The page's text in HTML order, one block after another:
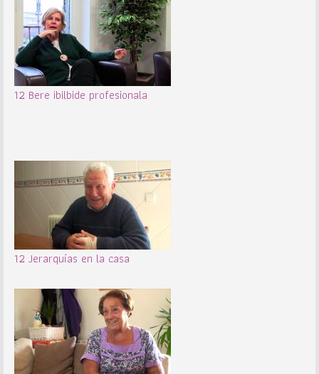
12 Bere ibilbide profesionala
12 Jerarquías en la casa